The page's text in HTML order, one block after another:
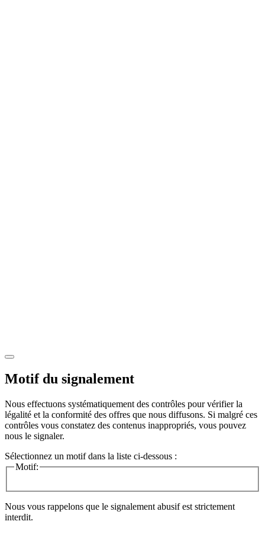
Motif du signalement
Nous effectuons systématiquement des contrôles pour vérifier la
légalité et la conformité des offres que nous diffusons. Si malgré ces
contrôles vous constatez des contenus inappropriés, vous pouvez
nous le signaler.
Sélectionnez un motif dans la liste ci-dessous :
Motif:
Nous vous rappelons que le signalement abusif est strictement
interdit.